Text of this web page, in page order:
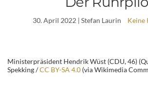
30. April 2022| Stefan Laurin Keine
Ministerpräsident Hendrik Wüst (CDU, 46)
Spekking /CC BY-SA 4.0 (via Wikimedia